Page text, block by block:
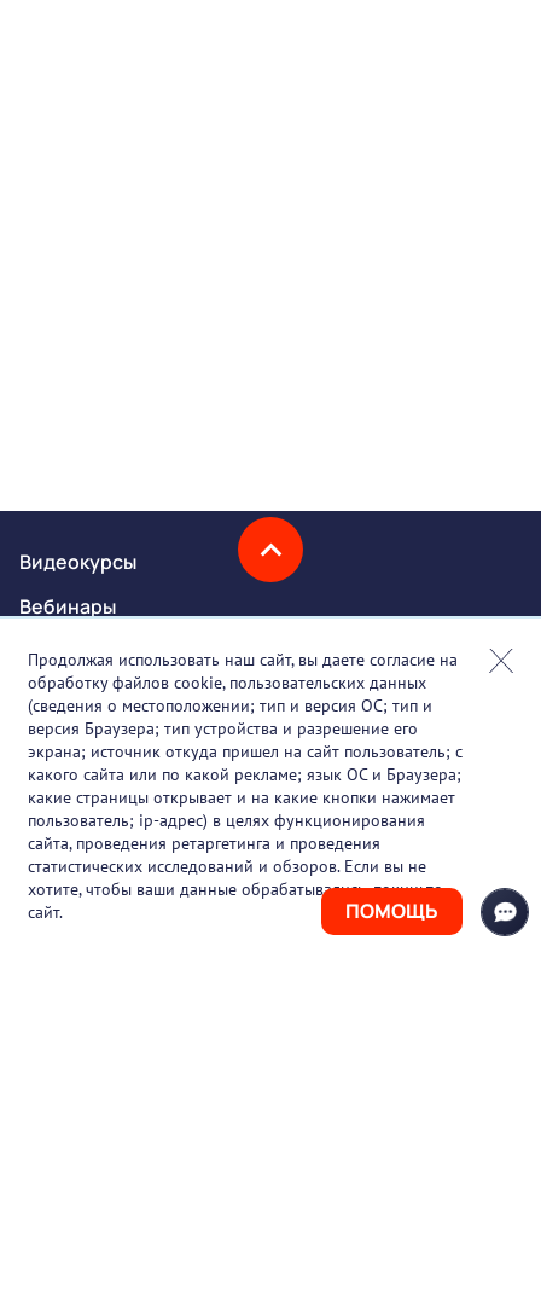
ПОМОЩЬ
Видеокурсы
Вебинары
Онлайн-события
Партнеры
О проекте
Вакансии
Блог
Контакты
Продолжая использовать наш сайт, вы даете согласие на
обработку файлов cookie, пользовательских данных
(сведения о местоположении; тип и версия ОС; тип и
версия Браузера; тип устройства и разрешение его
экрана; источник откуда пришел на сайт пользователь; с
какого сайта или по какой рекламе; язык ОС и Браузера;
какие страницы открывает и на какие кнопки нажимает
пользователь; ip-адрес) в целях функционирования
сайта, проведения ретаргетинга и проведения
статистических исследований и обзоров. Если вы не
хотите, чтобы ваши данные обрабатывались, покиньте
сайт.